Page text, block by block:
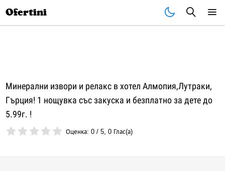
Ofertini
Минерални извори и релакс в хотел Алмопия,Лутраки,
Гърция! 1 нощувка със закуска и безплатно за дете до
5.99г. !
Оценка:0 /5,0 Глас(а)